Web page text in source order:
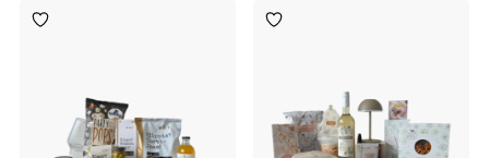
Toevoegen
aan
Toevoegen
aan